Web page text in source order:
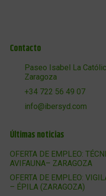
Contacto
Paseo Isabel La
Zaragoza
+34 722 56 49 07
info@ibersyd.com
Últimas noticias
OFERTA DE EMPLEO:
AVIFAUNA– ZARAGOZA
OFERTA DE EMPLEO:
– ÉPILA (ZARAGOZA)